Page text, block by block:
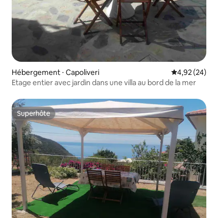
Hébergement ⋅ Capoliveri Évaluation
4,92 (24)
Etage entier avec jardin dans une villa au bord de la mer
Superhôte
Superhôte